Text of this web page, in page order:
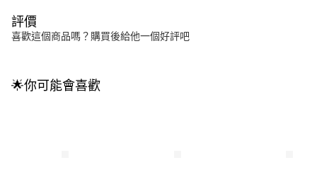
評價
喜歡這個商品嗎？購買後給他一個好評吧
🌟你可能會喜歡